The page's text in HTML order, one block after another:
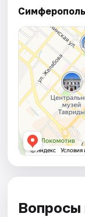
Вопросы